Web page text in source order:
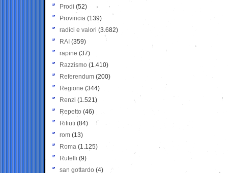
Prodi (52)
Provincia (139)
radici e valori (3.682)
RAI (359)
rapine (37)
Razzismo (1.410)
Referendum (200)
Regione (344)
Renzi (1.521)
Repetto (46)
Rifiuti (84)
rom (13)
Roma (1.125)
Rutelli (9)
san gottardo (4)